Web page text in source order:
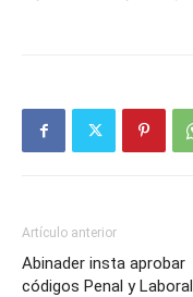
Artículo anterior
Abinader insta aprobar
códigos Penal y Laboral